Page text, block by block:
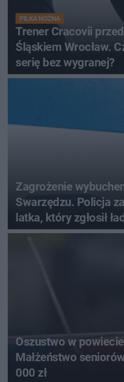
PIŁKA NOŻNA
Trener Cracovii
Śląskiem Wrocław.
serię bez wygranej?
Zagrożenie
Swarzędzu. Policja
latka, który zgłosił
aucie
Oszustwo w
Małżeństwo
000 zł